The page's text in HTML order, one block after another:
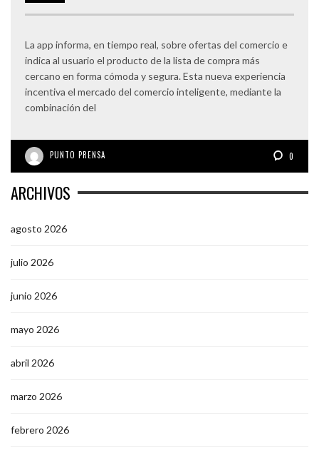
La app informa, en tiempo real, sobre ofertas del comercio e
indica al usuario el producto de la lista de compra más
cercano en forma cómoda y segura. Esta nueva experiencia
incentiva el mercado del comercio inteligente, mediante la
combinación del
PUNTO PRENSA 0
ARCHIVOS
agosto 2026
julio 2026
junio 2026
mayo 2026
abril 2026
marzo 2026
febrero 2026